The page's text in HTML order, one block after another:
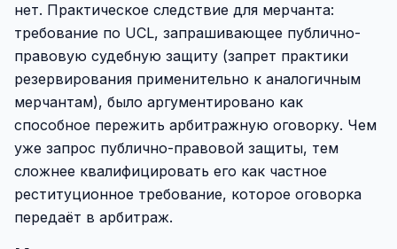
нет. Практическое следствие для мерчанта:
требование по UCL, запрашивающее публично-
правовую судебную защиту (запрет практики
резервирования применительно к аналогичным
мерчантам), было аргументировано как
способное пережить арбитражную оговорку. Чем
уже запрос публично-правовой защиты, тем
сложнее квалифицировать его как частное
реституционное требование, которое оговорка
передаёт в арбитраж.